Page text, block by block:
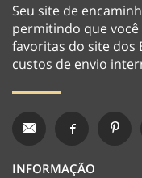
Seu site de
permitindo que
favoritas do site dos
custos de envio
INFORMAÇÃO